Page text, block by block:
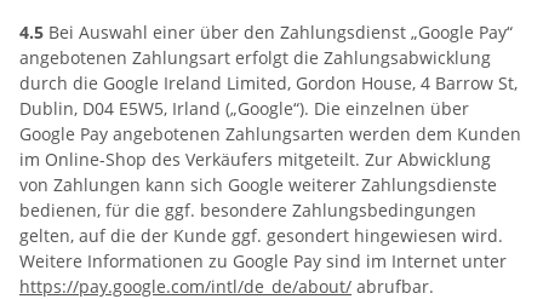
4.5 Bei Auswahl einer über den Zahlungsdienst „Google Pay“
angebotenen Zahlungsart erfolgt die Zahlungsabwicklung
durch die Google Ireland Limited, Gordon House, 4 Barrow St,
Dublin, D04 E5W5, Irland („Google“). Die einzelnen über
Google Pay angebotenen Zahlungsarten werden dem Kunden
im Online-Shop des Verkäufers mitgeteilt. Zur Abwicklung
von Zahlungen kann sich Google weiterer Zahlungsdienste
bedienen, für die ggf. besondere Zahlungsbedingungen
gelten, auf die der Kunde ggf. gesondert hingewiesen wird.
Weitere Informationen zu Google Pay sind im Internet unter
https://pay.google.com/intl/de_de/about/ abrufbar.